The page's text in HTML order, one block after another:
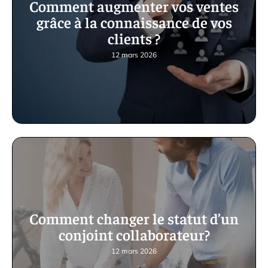
Comment augmenter vos ventes
grâce à la connaissance de vos
clients ?
12 mars 2026
Comment changer le statut d’un
conjoint collaborateur?
12 mars 2026